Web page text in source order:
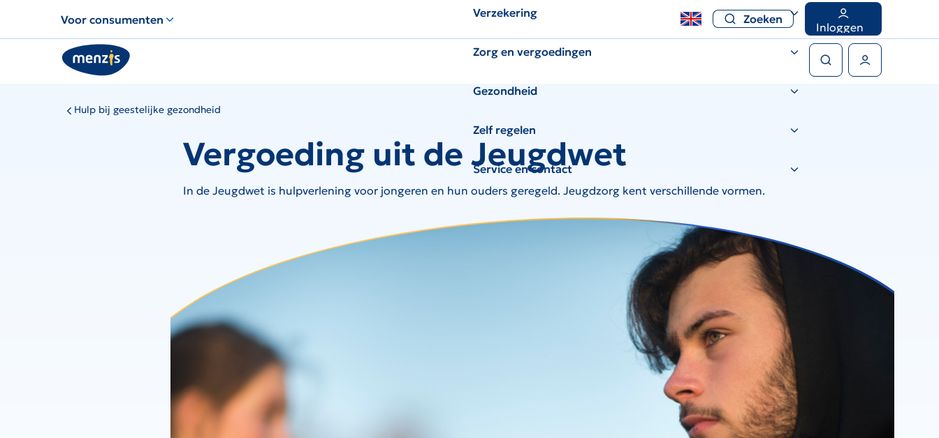
voor
snelle
navigatie
Voor consumenten Zoeken
Inloggen
Verzekering
Zorg en vergoedingen
Gezondheid
Zelf regelen
Service en contact
Hulp bij geestelijke gezondheid
Vergoeding uit de Jeugdwet
In de Jeugdwet is hulpverlening voor jongeren en hun ouders geregeld. Jeugdzorg kent verschillende vormen.